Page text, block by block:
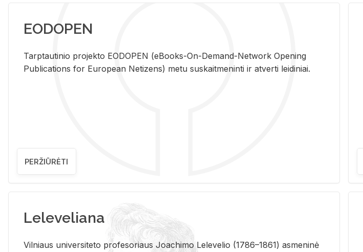
EODOPEN
Tarp­tau­ti­nio pro­jek­to EO­DO­PEN (eBo­oks-On-De­mand-Ne­twork Ope­ning
Pub­li­ca­tions for Eu­ro­pe­an Ne­ti­zens) metu su­skait­me­nin­ti ir at­ver­ti lei­di­niai.
PERŽIŪRĖTI
Leleveliana
Vil­niaus uni­ver­si­te­to pro­fe­so­riaus Jo­a­chi­mo Le­le­ve­lio (1786–1861) as­me­ni­nė